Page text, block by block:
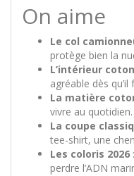
On aime
Le col
protège bien la
L’intérieur
agréable dès qu’il
La matière
vivre au quotidien.
La coupe
tee-shirt, une
Les coloris 2026
perdre l’ADN